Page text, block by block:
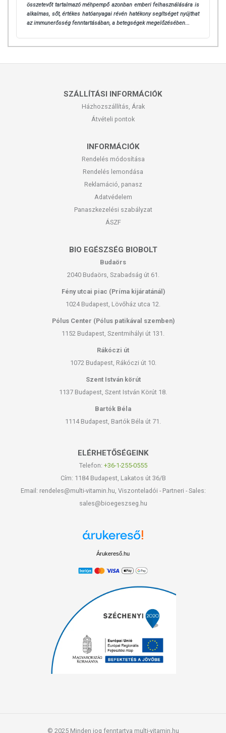
összetevőt tartalmazó méhpempő azonban emberi felhasználására is
alkalmas, sőt, értékes hatóanyagai révén hatékony segítséget nyújthat
az immunerősség fenntartásában, a betegségek megelőzésében...
SZÁLLÍTÁSI INFORMÁCIÓK
Házhozszállítás, Árak
Átvételi pontok
INFORMÁCIÓK
Rendelés módosítása
Rendelés lemondása
Reklamáció, panasz
Adatvédelem
Panaszkezelési szabályzat
ÁSZF
BIO EGÉSZSÉG BIOBOLT
Budaörs
2040 Budaörs, Szabadság út 61.
Fény utcai piac (Príma kijáratánál)
1024 Budapest, Lövőház utca 12.
Pólus Center (Pólus patikával szemben)
1152 Budapest, Szentmihályi út 131.
Rákóczi út
1072 Budapest, Rákóczi út 10.
Szent István körút
1137 Budapest, Szent István Körút 18.
Bartók Béla
1114 Budapest, Bartók Béla út 71.
ELÉRHETŐSÉGEINK
Telefon: +36-1-255-0555
Cím: 1184 Budapest, Lakatos út 36/B
Email: rendeles@multi-vitamin.hu, Viszonteladói - Partneri - Sales:
sales@bioegeszseg.hu
Árukereső.hu
© 2025 Minden jog fenntartva multi-vitamin.hu